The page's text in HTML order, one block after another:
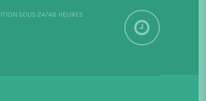
SOUS 24/48 HEURES